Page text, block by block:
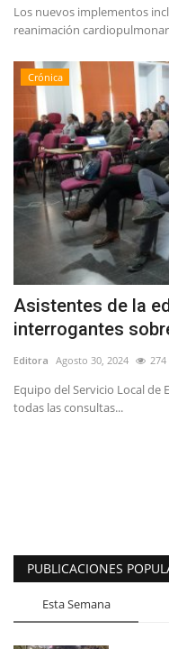
Los nuevos implementos
reanimación
Crónica
Asistentes de la
interrogantes
Editora Agosto 30, 2024 274
Equipo del Servicio Local de
todas las consultas...
PUBLICACIONES
Esta Semana